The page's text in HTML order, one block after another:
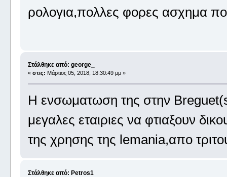
ρολογια,πολλες φορες ασχημα
Στάλθηκε από: george_
« στις: Μάρτιος 05, 2018, 18:30:49 μμ »
Η ενσωματωση της στην
μεγαλες εταιριες να φτιαξουν
της χρησης της lemania,απο
Στάλθηκε από: Petros1